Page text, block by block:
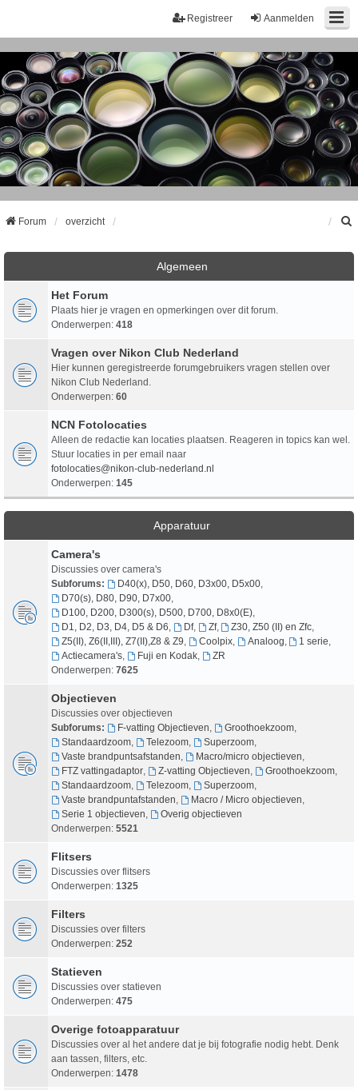
Aanmelden
Registreer
Forum overzicht
Algemeen
Het Forum
Plaats hier je vragen en opmerkingen over dit forum.
Onderwerpen: 418
Vragen over Nikon Club Nederland
Hier kunnen geregistreerde forumgebruikers vragen stellen over
Nikon Club Nederland.
Onderwerpen: 60
NCN Fotolocaties
Alleen de redactie kan locaties plaatsen. Reageren in topics kan wel.
Stuur locaties in per email naar
fotolocaties@nikon-club-nederland.nl
Onderwerpen: 145
Apparatuur
Camera's
Discussies over camera's
Subforums:
D40(x), D50, D60, D3x00, D5x00,
D70(s), D80, D90, D7x00,
D100, D200, D300(s), D500, D700, D8x0(E),
D1, D2, D3, D4, D5 & D6
Df, Zf, Z30, Z50 (II) en Zfc
Z5(II), Z6(II,III), Z7(II),Z8 & Z9
Coolpix, Analoog 1 serie
Actiecamera's, Fuji en Kodak,
ZR
Onderwerpen: 7625
Objectieven
Discussies over objectieven
Subforums:
F-vatting Objectieven Groothoekzoom,
Standaardzoom, Telezoom, Superzoom,
Vaste brandpuntsafstanden
Macro/micro objectieven
FTZ vattingadaptor, Z-vatting Objectieven Groothoekzoom,
Standaardzoom, Telezoom, Superzoom,
Vaste brandpuntafstanden
Macro / Micro objectieven
Serie 1 objectieven
Overig objectieven
Onderwerpen: 5521
Flitsers
Discussies over flitsers
Onderwerpen: 1325
Filters
Discussies over filters
Onderwerpen: 252
Statieven
Discussies over statieven
Onderwerpen: 475
Overige fotoapparatuur
Discussies over al het andere dat je bij fotografie nodig hebt. Denk
aan tassen, filters, etc.
Onderwerpen: 1478